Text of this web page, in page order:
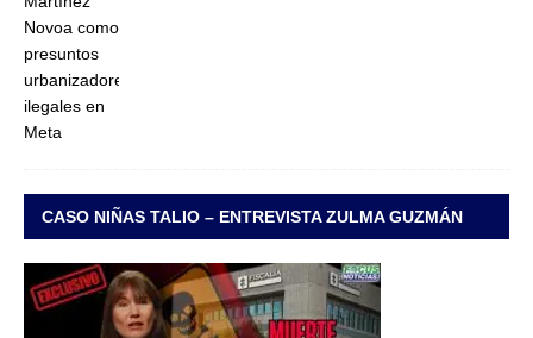
CASO NIÑAS TALIO – ENTREVISTA ZULMA GUZMÁN